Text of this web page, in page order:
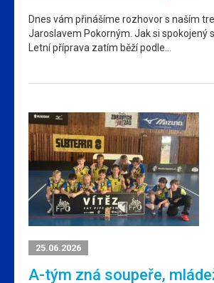
Dnes vám přinášíme rozhovor s naším
Jaroslavem Pokorným. Jak si spokojený
Letní příprava zatím běží podle…
25.06.2026
A-tým zná soupeře,